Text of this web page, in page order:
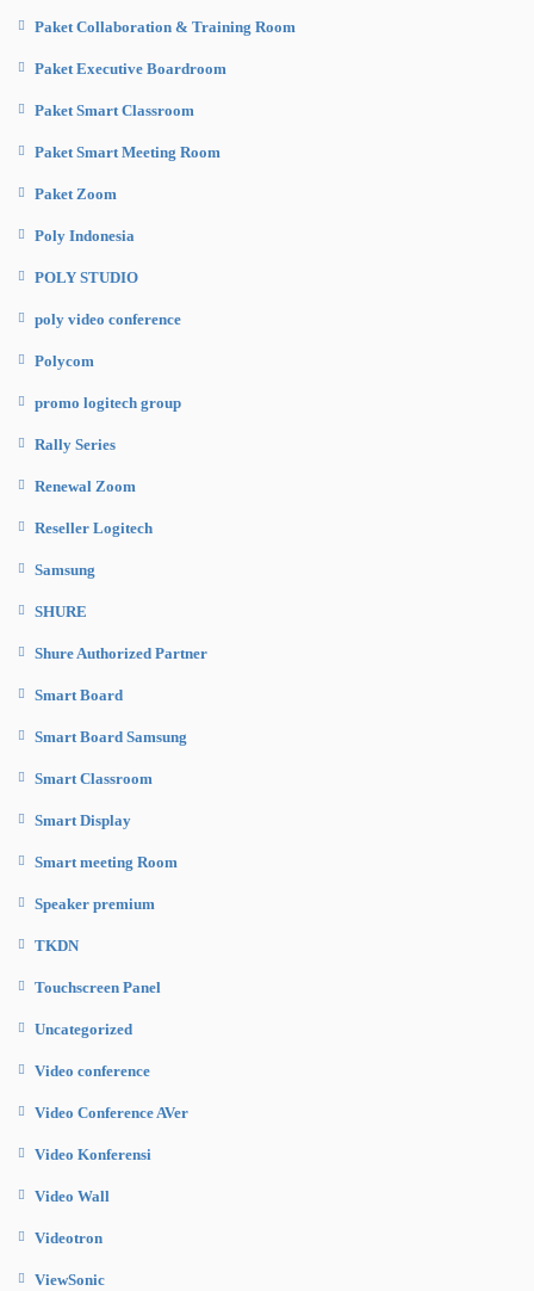
Paket Collaboration & Training Room
Paket Executive Boardroom
Paket Smart Classroom
Paket Smart Meeting Room
Paket Zoom
Poly Indonesia
POLY STUDIO
poly video conference
Polycom
promo logitech group
Rally Series
Renewal Zoom
Reseller Logitech
Samsung
SHURE
Shure Authorized Partner
Smart Board
Smart Board Samsung
Smart Classroom
Smart Display
Smart meeting Room
Speaker premium
TKDN
Touchscreen Panel
Uncategorized
Video conference
Video Conference AVer
Video Konferensi
Video Wall
Videotron
ViewSonic